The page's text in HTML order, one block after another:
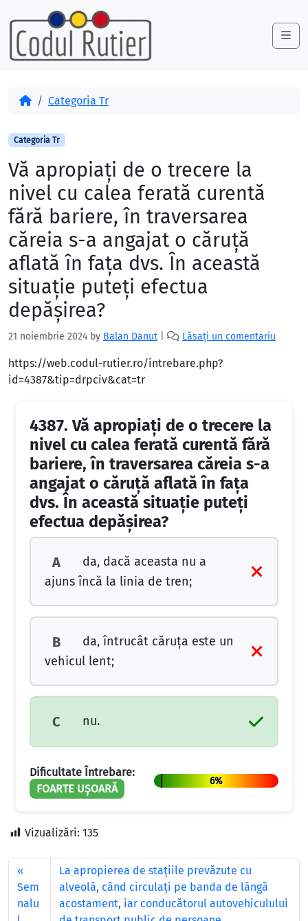
Skip to content
Skip to footer
AcasăCategoria Tr
Categoria Tr
Vă apropiați de o trecere la
nivel cu calea ferată curentă
fără bariere, în traversarea
căreia s-a angajat o căruță
aflată în fața dvs. În această
situație puteți efectua
depășirea?
21 noiembrie 2024 by Balan Danut Lăsați un comentariu
https://web.codul-rutier.ro/intrebare.php?
id=4387&tip=drpciv&cat=tr
4387. Vă apropiați de o trecere la
nivel cu calea ferată curentă fără
bariere, în traversarea căreia s-a
angajat o căruță aflată în fața
dvs. În această situație puteți
efectua depășirea?
A
da, dacă aceasta nu a
ajuns încă la linia de tren;
B
da, întrucât căruța este un
vehicul lent;
C nu.
Dificultate Întrebare:
FOARTE UȘOARĂ
6%
Vizualizări: 135
Sem
nalu
La apropierea de staţiile prevăzute cu
alveolă, când circulaţi pe banda de lângă
acostament, iar conducătorul autovehiculului